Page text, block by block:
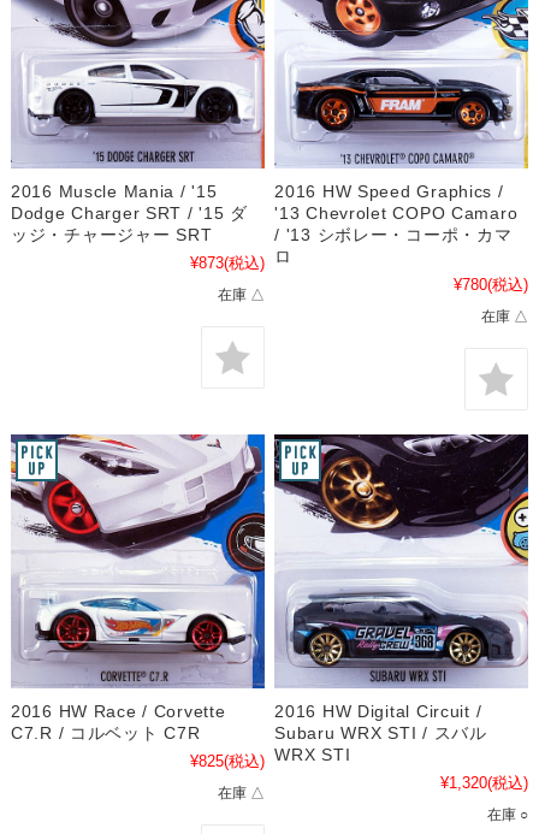
2016 Muscle Mania / '15
Dodge Charger SRT / '15 ダ
ッジ・チャージャー SRT
¥873(税込)
在庫 △
2016 HW Speed Graphics /
'13 Chevrolet COPO Camaro
/ '13 シボレー・コーポ・カマ
ロ
¥780(税込)
在庫 △
2016 HW Race / Corvette
C7.R / コルベット C7R
¥825(税込)
在庫 △
2016 HW Digital Circuit /
Subaru WRX STI / スバル
WRX STI
¥1,320(税込)
在庫 ○